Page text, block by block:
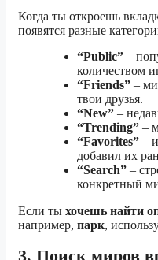
Когда ты откроешь
появятся разные
“Public” –
количеством
“Friends” –
твои друзья.
“New” –
“Trending” –
“Favorites” –
добавил их
“Search” –
конкретный
Если ты хочешь найти
например, парк,